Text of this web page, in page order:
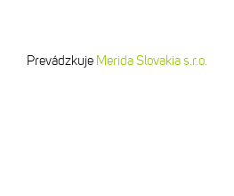
Prevádzkuje Merida Slovakia s.r.o.